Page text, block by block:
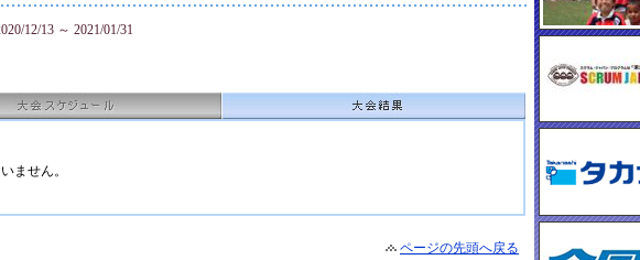
12/13 ～ 2021/01/31
ません。
ページの先頭へ戻る